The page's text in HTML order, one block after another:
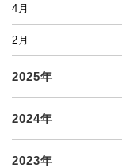
4月
2月
2025年
2024年
2023年